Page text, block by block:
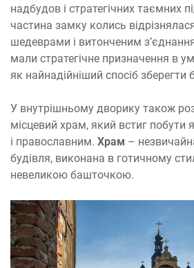
надбудов і стратегічних таємних
частина замку колись
шедеврами і витонченим
мали стратегічне призначення в
як найнадійніший спосіб зберегти
У внутрішньому дворику також
місцевий храм, який встиг побути
і православним. Храм –
будівля, виконана в готичному
невеликою башточкою.